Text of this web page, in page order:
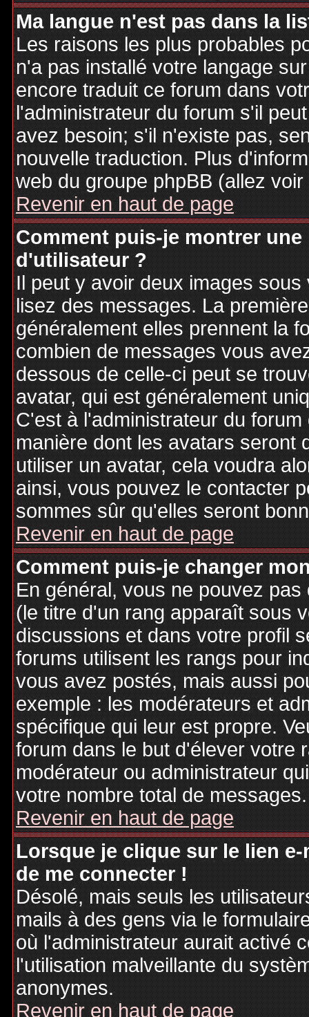
Ma langue n'est pas dans la
Les raisons les plus probables
n'a pas installé votre langage
encore traduit ce forum dans
l'administrateur du forum s'il
avez besoin; s'il n'existe pas,
nouvelle traduction. Plus
web du groupe phpBB (allez
Revenir en haut de page
Comment puis-je montrer
d'utilisateur ?
Il peut y avoir deux images
lisez des messages. La
généralement elles prennent la
combien de messages vous
dessous de celle-ci peut se
avatar, qui est généralement
C'est à l'administrateur du
manière dont les avatars seront
utiliser un avatar, cela voudra
ainsi, vous pouvez le contacter
sommes sûr qu'elles seront
Revenir en haut de page
Comment puis-je changer
En général, vous ne pouvez
(le titre d'un rang apparaît sous
discussions et dans votre profil
forums utilisent les rangs pour
vous avez postés, mais aussi
exemple : les modérateurs et
spécifique qui leur est propre.
forum dans le but d'élever votre
modérateur ou administrateur
votre nombre total de messages.
Revenir en haut de page
Lorsque je clique sur le lien
de me connecter !
Désolé, mais seuls les
mails à des gens via le
où l'administrateur aurait activé
l'utilisation malveillante du
anonymes.
Revenir en haut de page